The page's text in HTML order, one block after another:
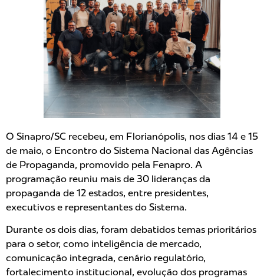
O Sinapro/SC recebeu, em Florianópolis, nos dias 14 e 15
de maio, o Encontro do Sistema Nacional das Agências
de Propaganda, promovido pela Fenapro. A
programação reuniu mais de 30 lideranças da
propaganda de 12 estados, entre presidentes,
executivos e representantes do Sistema.
Durante os dois dias, foram debatidos temas prioritários
para o setor, como inteligência de mercado,
comunicação integrada, cenário regulatório,
fortalecimento institucional, evolução dos programas